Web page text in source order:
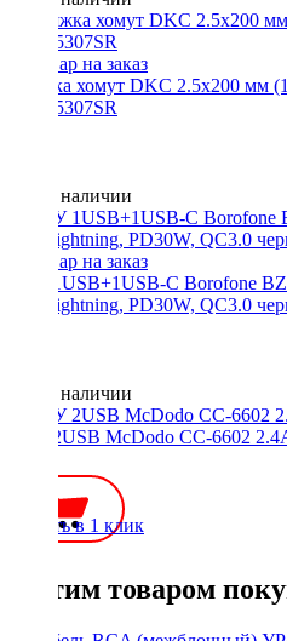
Стяжка хомут DKC 2.5x200 мм
мм) 25307SR
Нет в наличии
АЗУ 1USB+1USB-C Borofone
&gt;Lightning, PD30W, QC3.0
Нет в наличии
АЗУ 2USB McDodo CC-6602
Купить в 1 клик
С этим товаром